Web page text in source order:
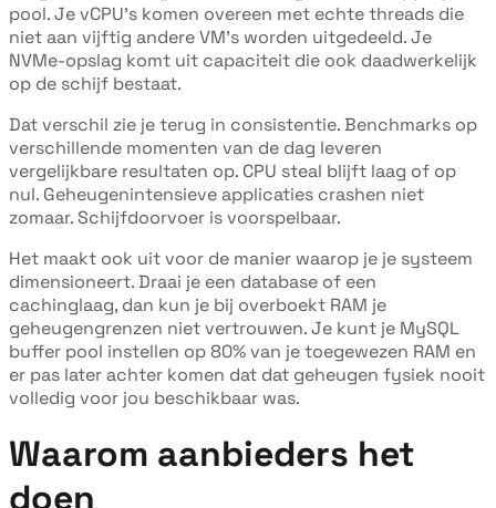
pool. Je vCPU's komen overeen met echte threads die
niet aan vijftig andere VM's worden uitgedeeld. Je
NVMe-opslag komt uit capaciteit die ook daadwerkelijk
op de schijf bestaat.
Dat verschil zie je terug in consistentie. Benchmarks op
verschillende momenten van de dag leveren
vergelijkbare resultaten op. CPU steal blijft laag of op
nul. Geheugenintensieve applicaties crashen niet
zomaar. Schijfdoorvoer is voorspelbaar.
Het maakt ook uit voor de manier waarop je je systeem
dimensioneert. Draai je een database of een
cachinglaag, dan kun je bij overboekt RAM je
geheugengrenzen niet vertrouwen. Je kunt je MySQL
buffer pool instellen op 80% van je toegewezen RAM en
er pas later achter komen dat dat geheugen fysiek nooit
volledig voor jou beschikbaar was.
Waarom aanbieders het
doen